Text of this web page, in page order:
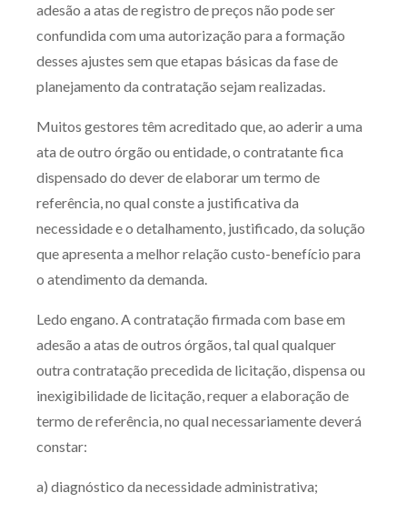
adesão a atas de registro de preços não pode ser
confundida com uma autorização para a formação
desses ajustes sem que etapas básicas da fase de
planejamento da contratação sejam realizadas.
Muitos gestores têm acreditado que, ao aderir a uma
ata de outro órgão ou entidade, o contratante fica
dispensado do dever de elaborar um termo de
referência, no qual conste a justificativa da
necessidade e o detalhamento, justificado, da solução
que apresenta a melhor relação custo-benefício para
o atendimento da demanda.
Ledo engano. A contratação firmada com base em
adesão a atas de outros órgãos, tal qual qualquer
outra contratação precedida de licitação, dispensa ou
inexigibilidade de licitação, requer a elaboração de
termo de referência, no qual necessariamente deverá
constar:
a) diagnóstico da necessidade administrativa;